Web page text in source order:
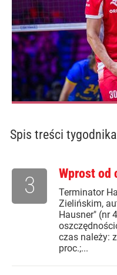
Spis treści
Wprost od
Terminator
Zielińskim,
Hausner" (nr
czas należy:
proc.;...
3